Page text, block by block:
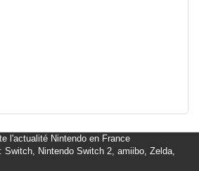
l'actualité Nintendo en France
Switch, Nintendo Switch 2, amiibo, Zelda,